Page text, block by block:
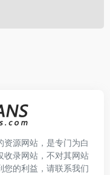
源网站，是专门为白
收录网站，不对其网站
您的利益，请联系我们